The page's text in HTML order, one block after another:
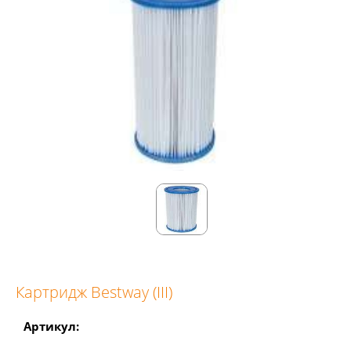
Картридж Bestway (III)
Артикул: